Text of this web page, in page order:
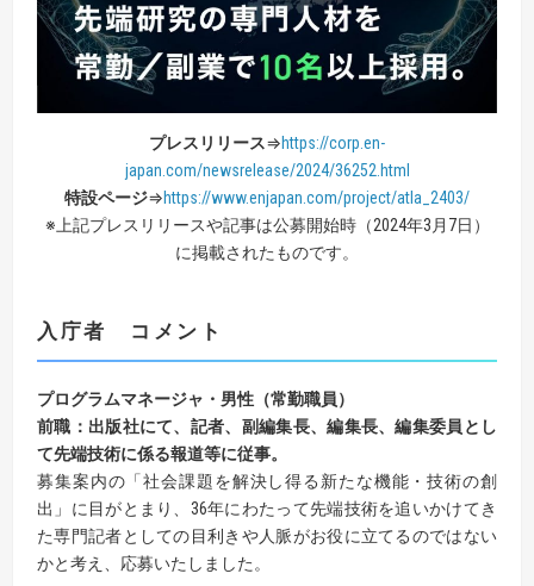
プレスリリース⇒https://corp.en-
japan.com/newsrelease/2024/36252.html
特設ページ⇒https://www.enjapan.com/project/atla_2403/
※上記プレスリリースや記事は公募開始時（2024年3月7日）
に掲載されたものです。
入庁者 コメント
プログラムマネージャ・男性（常勤職員）
前職：出版社にて、記者、副編集長、編集長、編集委員とし
て先端技術に係る報道等に従事。
募集案内の「社会課題を解決し得る新たな機能・技術の創
出」に目がとまり、36年にわたって先端技術を追いかけてき
た専門記者としての目利きや人脈がお役に立てるのではない
かと考え、応募いたしました。